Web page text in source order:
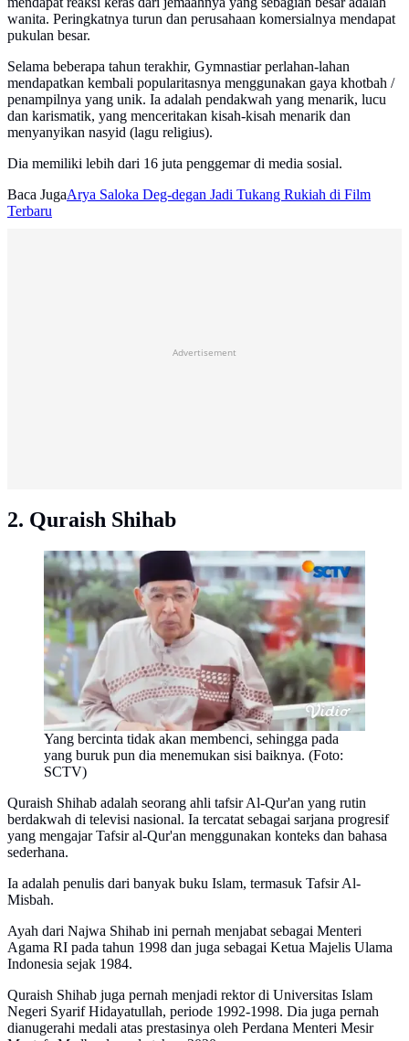
wanita. Peringkatnya turun dan perusahaan komersialnya mendapat
pukulan besar.
Selama beberapa tahun terakhir, Gymnastiar perlahan-lahan
mendapatkan kembali popularitasnya menggunakan gaya khotbah /
penampilnya yang unik. Ia adalah pendakwah yang menarik, lucu
dan karismatik, yang menceritakan kisah-kisah menarik dan
menyanyikan nasyid (lagu religius).
Dia memiliki lebih dari 16 juta penggemar di media sosial.
Baca JugaArya Saloka Deg-degan Jadi Tukang Rukiah di Film
Terbaru
Advertisement
2. Quraish Shihab
Yang bercinta tidak akan membenci, sehingga pada
yang buruk pun dia menemukan sisi baiknya. (Foto:
SCTV)
Quraish Shihab adalah seorang ahli tafsir Al-Qur'an yang rutin
berdakwah di televisi nasional. Ia tercatat sebagai sarjana progresif
yang mengajar Tafsir al-Qur'an menggunakan konteks dan bahasa
sederhana.
Ia adalah penulis dari banyak buku Islam, termasuk Tafsir Al-
Misbah.
Ayah dari Najwa Shihab ini pernah menjabat sebagai Menteri
Agama RI pada tahun 1998 dan juga sebagai Ketua Majelis Ulama
Indonesia sejak 1984.
Quraish Shihab juga pernah menjadi rektor di Universitas Islam
Negeri Syarif Hidayatullah, periode 1992-1998. Dia juga pernah
dianugerahi medali atas prestasinya oleh Perdana Menteri Mesir